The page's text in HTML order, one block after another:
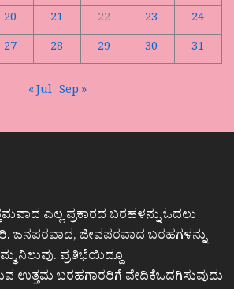
20 21 22 23
24
27 28 29 30 31
« Jul Sep »
ಎಲ್ಲ ಪ್ರಕಾರದ ಬರಹಳನ್ನು ಓದಲು
ಜನಪರವಾದ, ಜೀವಪರವಾದ ಬರಹಗಳನ್ನು
ನಿಲುವು. ಪ್ರತಿಭೆಯಿದ್ದೂ
ಉತ್ತಮ ಬರಹಗಾರರಿಗೆ ವೇದಿಕೆಒದಗಿಸುವುದು